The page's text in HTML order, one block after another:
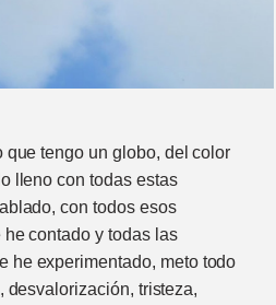
tengo un globo, del color
lleno con todas estas
con todos esos
contado y todas las
he experimentado, meto todo
desvalorización, tristeza,